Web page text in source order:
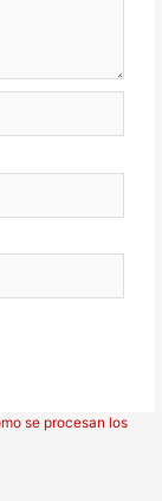
se procesan los